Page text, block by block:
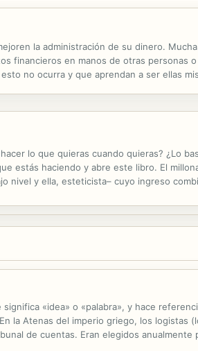
la administración de su dinero.
financieros en manos de otras personas
no ocurra y que aprendan a ser ellas
lo que quieras cuando quieras? ¿Lo
estás haciendo y abre este libro. El
y ella, esteticista– cuyo ingreso
«idea» o «palabra», y hace
la Atenas del imperio griego, los
de cuentas. Eran elegidos